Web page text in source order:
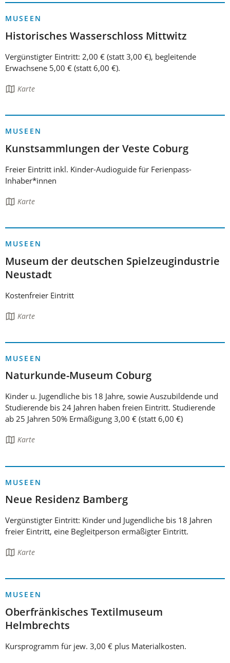
MUSEEN
Historisches Wasserschloss Mittwitz
Vergünstigter Eintritt: 2,00 € (statt 3,00 €), begleitende
Erwachsene 5,00 € (statt 6,00 €).
Die Karte
MUSEEN
Kunstsammlungen der Veste Coburg
Freier Eintritt inkl. Kinder-Audioguide für Ferienpass-
Inhaber*innen
Die Karte
MUSEEN
Museum der deutschen Spielzeugindustrie
Neustadt
Kostenfreier Eintritt
Die Karte
MUSEEN
Naturkunde-Museum Coburg
Kinder u. Jugendliche bis 18 Jahre, sowie Auszubildende und
Studierende bis 24 Jahren haben freien Eintritt. Studierende
ab 25 Jahren 50% Ermäßigung 3,00 € (statt 6,00 €)
Die Karte
MUSEEN
Neue Residenz Bamberg
Vergünstigter Eintritt: Kinder und Jugendliche bis 18 Jahren
freier Eintritt, eine Begleitperson ermäßigter Eintritt.
Die Karte
MUSEEN
Oberfränkisches Textilmuseum
Helmbrechts
Kursprogramm für jew. 3,00 € plus Materialkosten.